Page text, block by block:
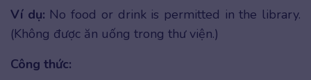
Ví dụ: No food or drink is permitted in the library.
(Không được ăn uống trong thư viện.)
Công thức: